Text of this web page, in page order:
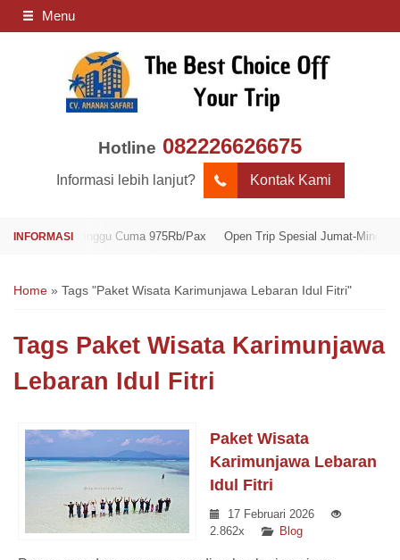
Menu
Hotline 082226626675
Informasi lebih lanjut? Kontak Kami
Minggu Cuma 975Rb/Pax Open Trip Spesial Jumat-Minggu Cuma
Home » Tags "Paket Wisata Karimunjawa Lebaran Idul Fitri"
Tags Paket Wisata Karimunjawa
Lebaran Idul Fitri
Paket Wisata
Karimunjawa Lebaran
Idul Fitri
17 Februari 2026
2.862x
Blog